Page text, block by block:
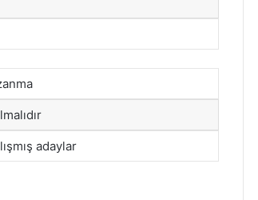
adaylar